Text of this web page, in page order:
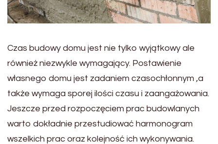
Czas budowy domu jest nie tylko wyjątkowy ale
również niezwykle wymagający. Postawienie
własnego domu jest zadaniem czasochłonnym ,a
także wymaga sporej ilości czasu i zaangażowania.
Jeszcze przed rozpoczęciem prac budowlanych
warto dokładnie przestudiować harmonogram
wszelkich prac oraz kolejność ich wykonywania.